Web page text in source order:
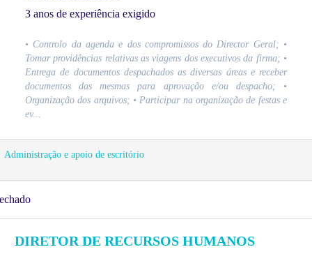
3 anos de experiência exigido
• Controlo da agenda e dos compromissos do Director Geral; •
Tomar providências relativas as viagens dos executivos da firma; •
Entrega de documentos despachados as diversas áreas e receber
documentos das mesmas para aprovação e/ou despacho; •
Organização dos arquivos; • Participar na organização de festas e
ev...
Administração e apoio de escritório
DIRETOR DE RECURSOS HUMANOS